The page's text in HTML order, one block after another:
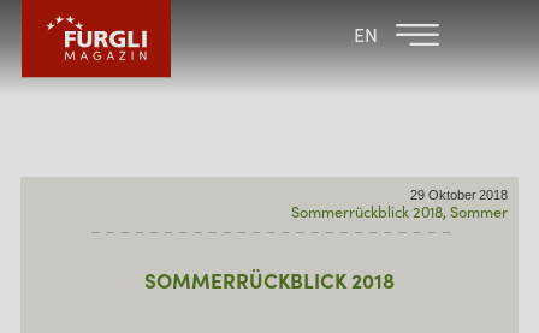
EN
FAMILIENHOTEL
FURGLER
KINDER
29 Oktober 2018
Sommerrückblick 2018 Sommer
SOMMERRÜCKBLICK 2018